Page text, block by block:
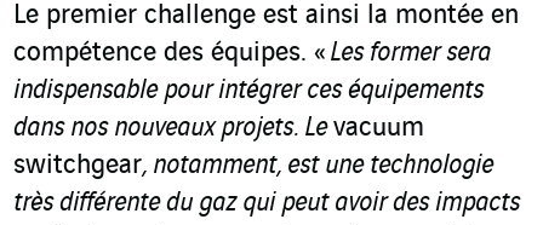
Le premier challenge est ainsi la montée en
compétence des équipes. « Les former sera
indispensable pour intégrer ces équipements
dans nos nouveaux projets. Levacuum
switchgear, notamment, est une technologie
très différente du gaz qui peut avoir des impacts